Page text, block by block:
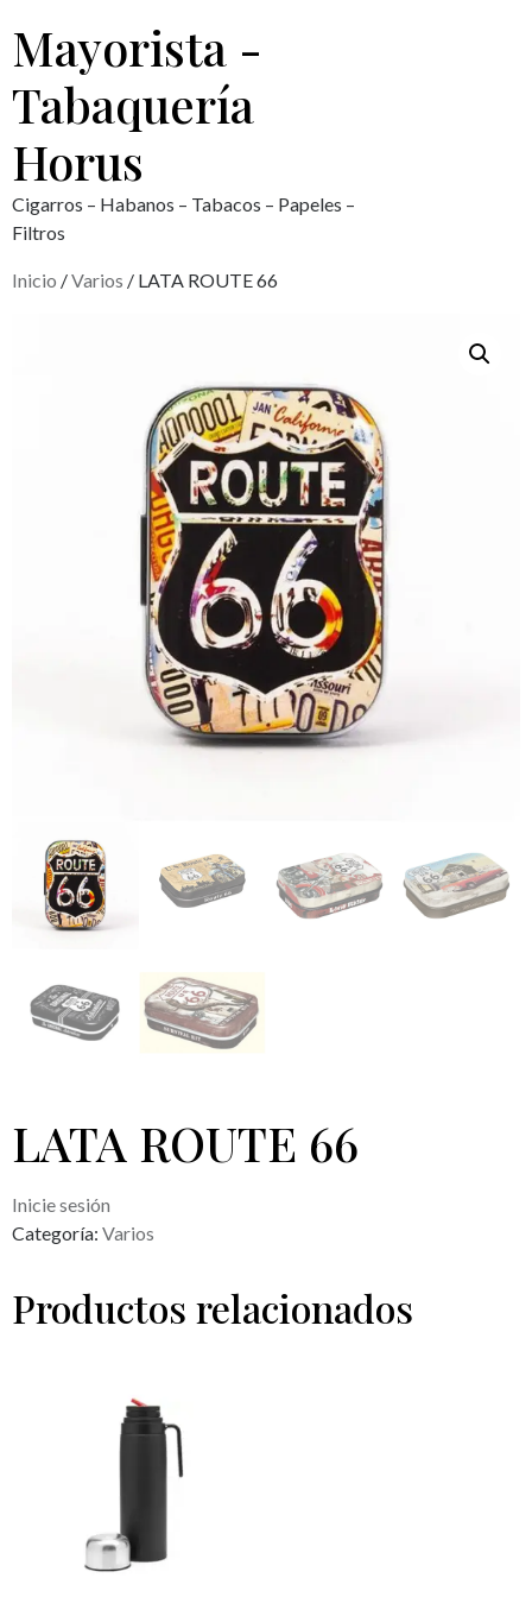
Mayorista -
Tabaquería
Horus
Cigarros – Habanos – Tabacos – Papeles –
Filtros
Inicio /Varios / LATA ROUTE 66
LATA ROUTE 66
Inicie sesión
Categoría: Varios
Productos relacionados